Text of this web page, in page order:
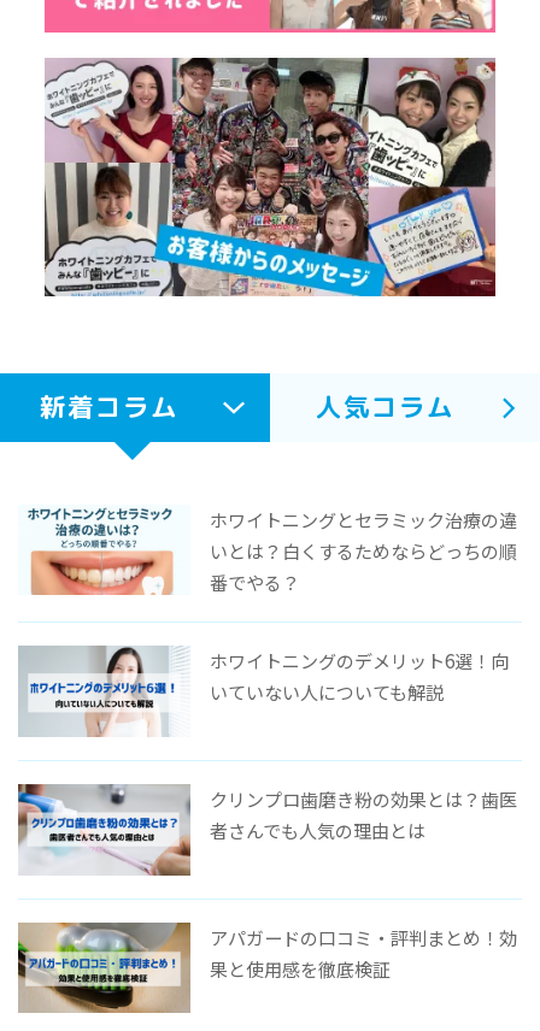
新着コラム 人気コラム
ホワイトニングとセラミック治療の違
いとは？白くするためならどっちの順
番でやる？
ホワイトニングのデメリット6選！向
いていない人についても解説
クリンプロ歯磨き粉の効果とは？歯医
者さんでも人気の理由とは
アパガードの口コミ・評判まとめ！効
果と使用感を徹底検証